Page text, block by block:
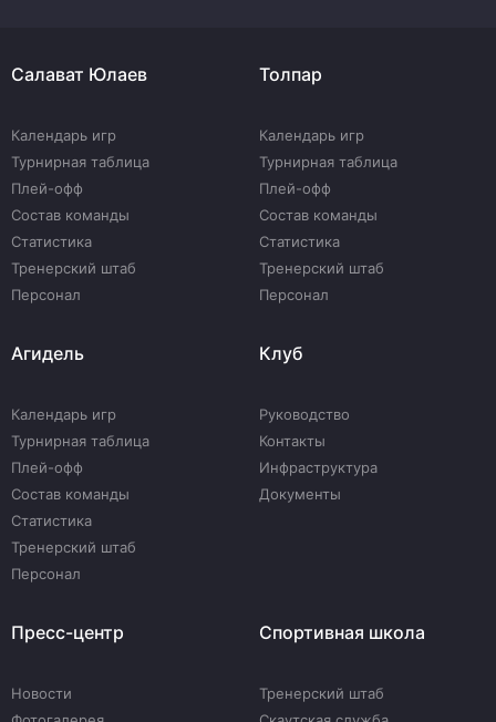
Салават Юлаев
Календарь игр
Турнирная таблица
Плей-офф
Состав команды
Статистика
Тренерский штаб
Персонал
Толпар
Календарь игр
Турнирная таблица
Плей-офф
Состав команды
Статистика
Тренерский штаб
Персонал
Агидель
Календарь игр
Турнирная таблица
Плей-офф
Состав команды
Статистика
Тренерский штаб
Персонал
Клуб
Руководство
Контакты
Инфраструктура
Документы
Пресс-центр
Новости
Спортивная школа
Тренерский штаб